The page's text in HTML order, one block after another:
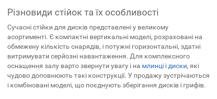
Різновиди стійок та їх особливості
Сучасні стійки для дисків представлені у великому
асортименті. Є компактні вертикальні моделі, розраховані на
обмежену кількість снарядів, і потужні горизонтальні, здатні
витримувати серйозні навантаження. Для комплексного
оснащення залу варто звернути увагу і на млинці і диски, які
чудово доповнюють такі конструкції. У продажу зустрічаються
і комбіновані моделі, що поєднують зберігання дисків і грифів.